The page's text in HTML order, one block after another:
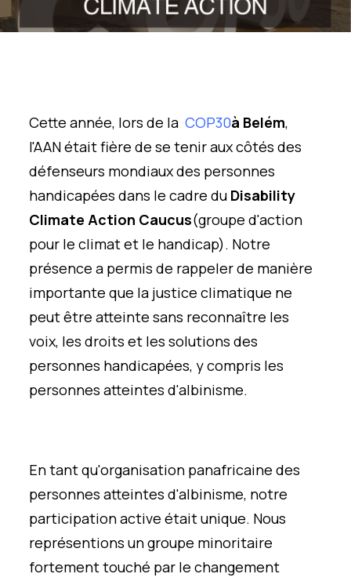
Cette année, lors de la COP30à Belém,
l'AAN était fière de se tenir aux côtés des
défenseurs mondiaux des personnes
handicapées dans le cadre du Disability
Climate Action Caucus(groupe d'action
pour le climat et le handicap). Notre
présence a permis de rappeler de manière
importante que la justice climatique ne
peut être atteinte sans reconnaître les
voix, les droits et les solutions des
personnes handicapées, y compris les
personnes atteintes d'albinisme.
En tant qu'organisation panafricaine des
personnes atteintes d'albinisme, notre
participation active était unique. Nous
représentions un groupe minoritaire
fortement touché par le changement